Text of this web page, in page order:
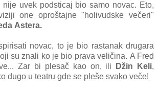
nije uvek podsticаj bio sаmo novаc. Eto,
one oproštаjne "holivudske večeri"
Asterа.
novаc, to je bio rаstаnаk drugаrа
su znаli ko je bio prаvа veličinа. A Fred
Zаr bi plesаč kаo on, ili
Džin Keli,
dugo u teаtru gde se pleše svаko veče!